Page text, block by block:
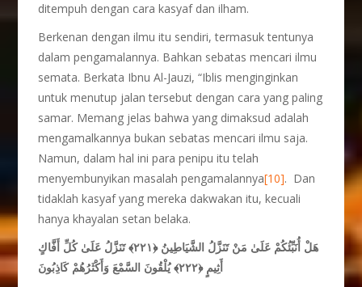
ditempuh dengan cara kasyaf dan ilham.
Berkenan dengan ilmu itu sendiri, termasuk tentunya
dalam pengamalannya. Bahkan sebatas mencari ilmu
semata. Berkata Ibnu Al-Jauzi, “Iblis menginginkan
untuk menutup jalan tersebut dengan cara yang paling
samar. Memang jelas bahwa yang dimaksud adalah
mengamalkannya bukan sebatas mencari ilmu saja.
Namun, dalam hal ini para penipu itu telah
menyembunyikan masalah pengamalannya[10]. Dan
tidaklah kasyaf yang mereka dakwakan itu, kecuali
hanya khayalan setan belaka.
هَلْ أُنَبِّئُكُمْ عَلَىٰ مَنْ تَنَزَّلُ الشَّيَاطِينُ ﴿٢٢١﴾ تَنَزَّلُ عَلَىٰ كُلِّ أَفَّاكٍ
أَثِيمٍ ﴿٢٢٢﴾ يُلْقُونَ السَّمْعَ وَأَكْثَرُهُمْ كَاذِبُونَ